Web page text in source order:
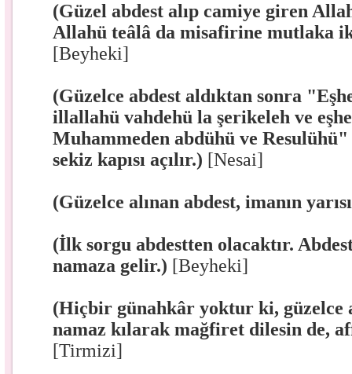
(Güzel abdest alıp camiye giren
Allahü teâlâ da misafirine mutlaka
[Beyheki]
(Güzelce abdest aldıktan sonra
illallahü vahdehü la şerikeleh ve
Muhammeden abdühü ve
sekiz kapısı açılır.) [Nesai]
(Güzelce alınan abdest, imanın
(İlk sorgu abdestten olacaktır.
namaza gelir.) [Beyheki]
(Hiçbir günahkâr yoktur ki, güzelce
namaz kılarak mağfiret dilesin de,
[Tirmizi]